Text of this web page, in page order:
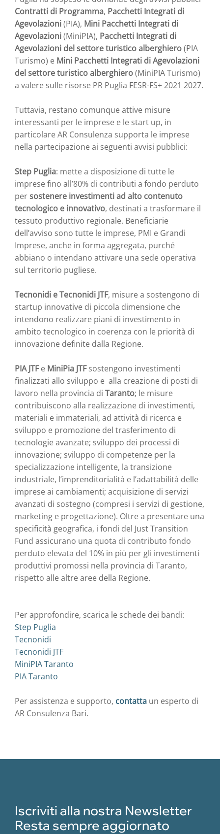
Contratti di Programma, Pacchetti Integrati di
Agevolazioni(PIA), Mini Pacchetti Integrati di
Agevolazioni(MiniPIA), Pacchetti Integrati di
Agevolazioni del settore turistico alberghiero(PIA
Turismo) e Mini Pacchetti Integrati di Agevolazioni
del settore turistico alberghiero(MiniPIA Turismo)
a valere sulle risorse PR Puglia FESR-FS+ 2021 2027.
Tuttavia, restano comunque attive misure
interessanti per le imprese e le start up, in
particolare AR Consulenza supporta le imprese
nella partecipazione ai seguenti avvisi pubblici:
Step Puglia: mette a disposizione di tutte le
imprese fino all’80% di contributi a fondo perduto
persostenere investimenti ad alto contenuto
tecnologico e innovativo, destinati a trasformare il
tessuto produttivo regionale. Beneficiarie
dell’avviso sono tutte le imprese, PMI e Grandi
Imprese, anche in forma aggregata, purché
abbiano o intendano attivare una sede operativa
sul territorio pugliese.
Tecnonidi e Tecnonidi JTF, misure a sostengono di
startup innovative di piccola dimensione che
intendono realizzare piani di investimento in
ambito tecnologico in coerenza con le priorità di
innovazione definite dalla Regione.
PIA JTFe MiniPia JTFsostengono investimenti
finalizzati allo sviluppo e alla creazione di posti di
lavoro nella provincia di Taranto; le misure
contribuiscono alla realizzazione di investimenti,
materiali e immateriali, ad attività di ricerca e
sviluppo e promozione del trasferimento di
tecnologie avanzate; sviluppo dei processi di
innovazione; sviluppo di competenze per la
specializzazione intelligente, la transizione
industriale, l’imprenditorialità e l’adattabilità delle
imprese ai cambiamenti; acquisizione di servizi
avanzati di sostegno (compresi i servizi di gestione,
marketing e progettazione). Oltre a presentare una
specificità geografica, i fondi del Just Transition
Fund assicurano una quota di contributo fondo
perduto elevata del 10% in più per gli investimenti
produttivi promossi nella provincia di Taranto,
rispetto alle altre aree della Regione.
Per approfondire, scarica le schede dei bandi:
Step Puglia
Tecnonidi
Tecnonidi JTF
MiniPIA Taranto
PIA Taranto
Per assistenza e supporto, contatta un esperto di
AR Consulenza Bari.
Iscriviti alla nostra Newsletter
Resta sempre aggiornato